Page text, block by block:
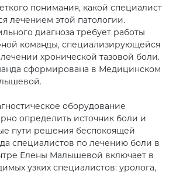
понимания, какой специалист
лечением этой патологии.
диагноза требует работы
команды, специализирующейся
хронической тазовой боли.
сформирована в Медицинском
оборудование
определить источник боли и
пути решения беспокоящей
специалистов по лечению боли в
Елены Малышевой включает в
узких специалистов: уролога,